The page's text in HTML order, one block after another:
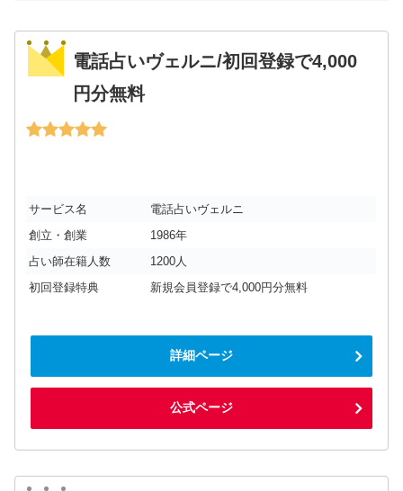
電話占いヴェルニ/初回登録で4,000
円分無料
サービス名
電話占いヴェルニ
創立・創業
1986年
占い師在籍人数
1200人
初回登録特典
新規会員登録で4,000円分無料
詳細ページ
公式ページ